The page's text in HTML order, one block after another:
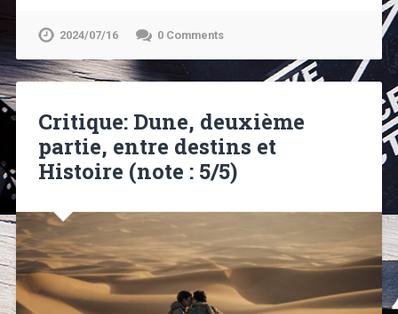
2024/07/16 0 Comments
Critique: Dune, deuxième
partie, entre destins et
Histoire (note : 5/5)